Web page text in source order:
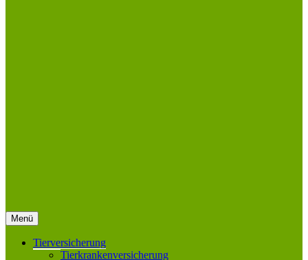
Menü
Tierversicherung
Tierkrankenversicherung